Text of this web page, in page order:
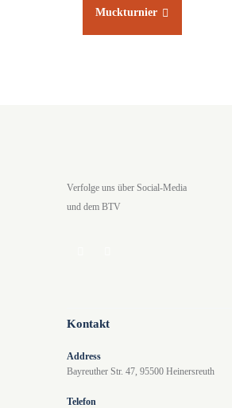
Muckturnier
Verfolge uns über Social-Media
und dem BTV
Kontakt
Address
Bayreuther Str. 47, 95500 Heinersreuth
Telefon